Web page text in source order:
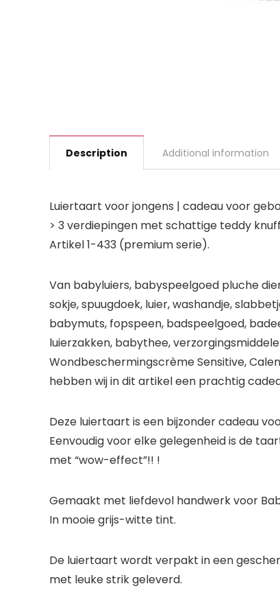
Description Additional information
Luiertaart voor jongens | cadeau voor
> 3 verdiepingen met schattige teddy
Artikel 1-433 (premium serie).
Van babyluiers, babyspeelgoed pluche
sokje, spuugdoek, luier, washandje,
babymuts, fopspeen, badspeelgoed,
luierzakken, babythee,
Wondbeschermingscrème Sensitive,
hebben wij in dit artikel een prachtig
Deze luiertaart is een bijzonder cadeau
Eenvoudig voor elke gelegenheid is de
met “wow-effect”!! !
Gemaakt met liefdevol handwerk voor
In mooie grijs-witte tint.
De luiertaart wordt verpakt in een
met leuke strik geleverd.